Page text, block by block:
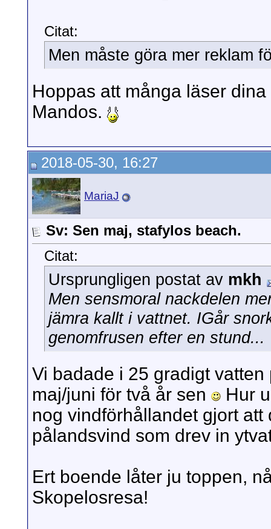
Citat:
Men måste göra mer reklam
Hoppas att många läser
Mandos.
2018-05-30, 16:27
MariaJ
Sv: Sen maj, stafylos beach.
Citat:
Ursprungligen postat av mkh
Men sensmoral nackdelen
jämra kallt i vattnet. IGår
genomfrusen efter en stund...
Vi badade i 25 gradigt
maj/juni för två år sen
Hur
nog vindförhållandet gjort
pålandsvind som drev in
Ert boende låter ju toppen,
Skopelosresa!